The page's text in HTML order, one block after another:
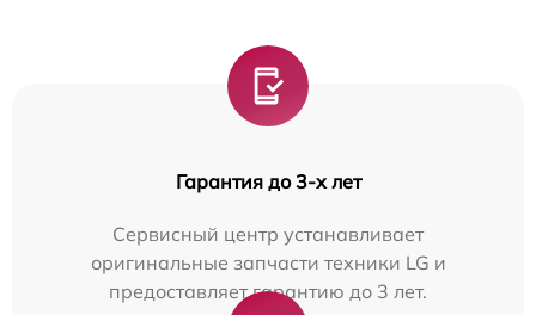
Гарантия до 3-х лет
Сервисный центр устанавливает
оригинальные запчасти техники LG и
предоставляет гарантию до 3 лет.